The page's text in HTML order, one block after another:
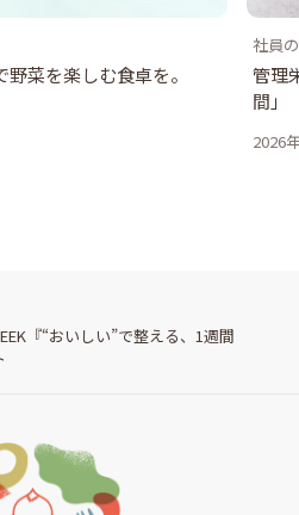
菜を楽しむ食卓を。
社員
管理
間」
2026
『“おいしい”で整える、1週間